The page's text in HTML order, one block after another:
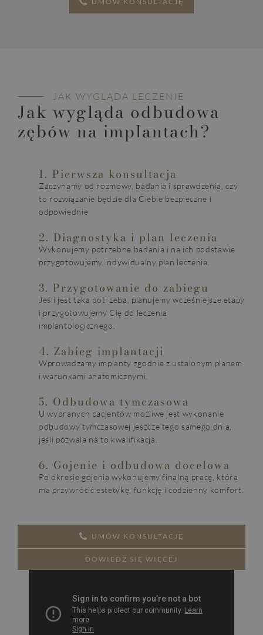
Jak wygląda odbudowa
zębów na implantach?
JAK WYGLĄDA LECZENIE
1. Pierwsza konsultacja
Zaczynamy od rozmowy, badania i sprawdzenia, czy
to rozwiązanie będzie dla Ciebie bezpieczne i
odpowiednie.
2. Diagnostyka i plan leczenia
Wykonujemy potrzebne badania i na ich podstawie
przygotowujemy indywidualny plan leczenia.
3. Przygotowanie do zabiegu
Jeśli jest taka potrzeba, planujemy wcześniejsze etapy
i przygotowujemy Cię do leczenia
implantologicznego.
4. Zabieg implantacji
Wprowadzamy implanty zgodnie z ustalonym planem
i warunkami anatomicznymi.
5. Odbudowa tymczasowa
U wybranych pacjentów możliwe jest wykonanie
odbudowy tymczasowej jeszcze tego samego dnia,
jeśli pozwala na to kwalifikacja.
6. Gojenie i odbudowa docelowa
Po okresie gojenia wykonujemy finalną pracę, która
ma przywrócić estetykę, funkcję i codzienny komfort.
UMÓW KONSULTACJĘ
DOWIEDZ SIĘ WIĘCEJ